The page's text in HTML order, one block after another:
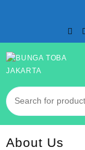
About Us